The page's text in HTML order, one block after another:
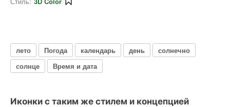
лето Погода календарь день
солнечно
солнце
Время и дата
Иконки с таким же стилем и концепцией